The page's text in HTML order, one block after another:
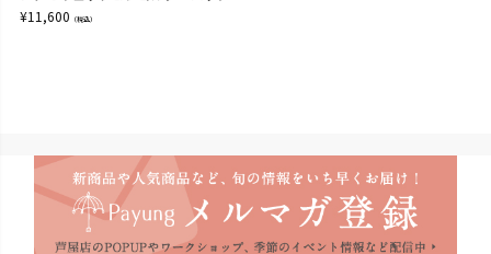
¥11,600 （税込）